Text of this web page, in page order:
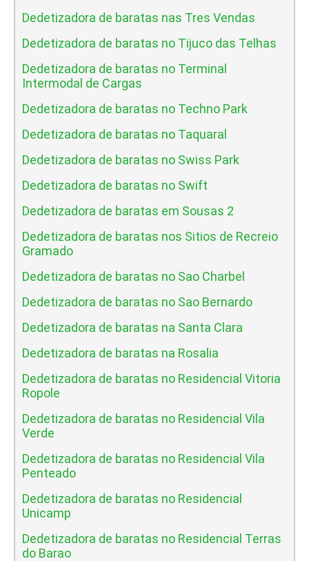
Dedetizadora de baratas nas Tres Vendas
Dedetizadora de baratas no Tijuco das Telhas
Dedetizadora de baratas no Terminal
Intermodal de Cargas
Dedetizadora de baratas no Techno Park
Dedetizadora de baratas no Taquaral
Dedetizadora de baratas no Swiss Park
Dedetizadora de baratas no Swift
Dedetizadora de baratas em Sousas 2
Dedetizadora de baratas nos Sitios de Recreio
Gramado
Dedetizadora de baratas no Sao Charbel
Dedetizadora de baratas no Sao Bernardo
Dedetizadora de baratas na Santa Clara
Dedetizadora de baratas na Rosalia
Dedetizadora de baratas no Residencial Vitoria
Ropole
Dedetizadora de baratas no Residencial Vila
Verde
Dedetizadora de baratas no Residencial Vila
Penteado
Dedetizadora de baratas no Residencial
Unicamp
Dedetizadora de baratas no Residencial Terras
do Barao